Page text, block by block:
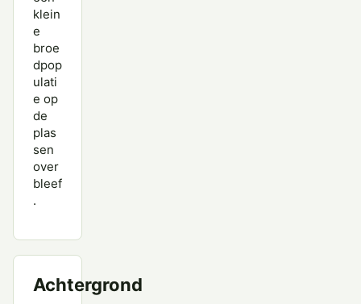
klein
e
broe
dpop
ulati
e op
de
plas
sen
over
bleef
.
Achtergrond